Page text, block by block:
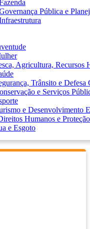
Pública e
Agricultura, Recursos
Trânsito e Defesa
e Serviços
e Desenvolvimento
Humanos e
e Esgoto